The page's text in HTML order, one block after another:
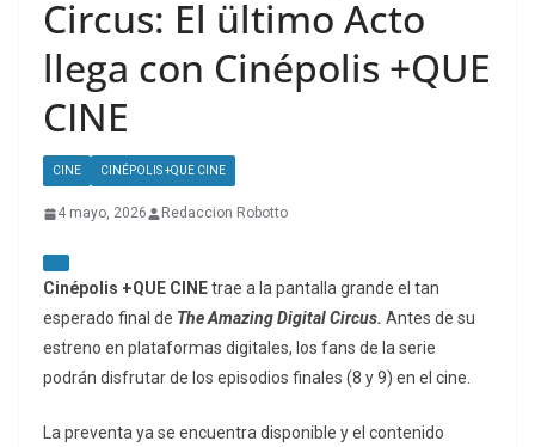
Circus: El ültimo Acto
llega con Cinépolis +QUE
CINE
CINE CINÉPOLIS +QUE CINE
4 mayo, 2026 Redaccion Robotto
Cinépolis +QUE CINEtrae a la pantalla grande el tan
esperado final de The Amazing Digital Circus. Antes de su
estreno en plataformas digitales, los fans de la serie
podrán disfrutar de los episodios finales (8 y 9) en el cine.
La preventa ya se encuentra disponible y el contenido